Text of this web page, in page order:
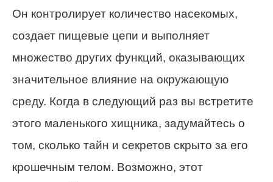
Он контролирует количество насекомых,
создает пищевые цепи и выполняет
множество других функций, оказывающих
значительное влияние на окружающую
среду. Когда в следующий раз вы встретите
этого маленького хищника, задумайтесь о
том, сколько тайн и секретов скрыто за его
крошечным телом. Возможно, этот